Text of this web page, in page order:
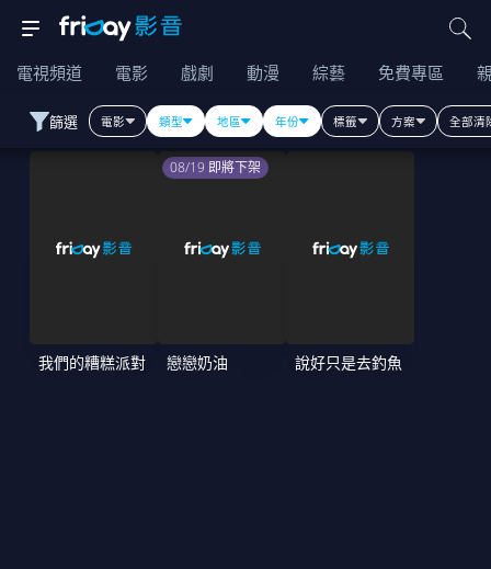
電視頻道 電影 戲劇 動漫 綜藝 免費專區
篩選 電影 類型 地區 年份 標籤 方案 全部清
我們的糟糕派對
08/19 即將下架
戀戀奶油 說好只是去釣魚